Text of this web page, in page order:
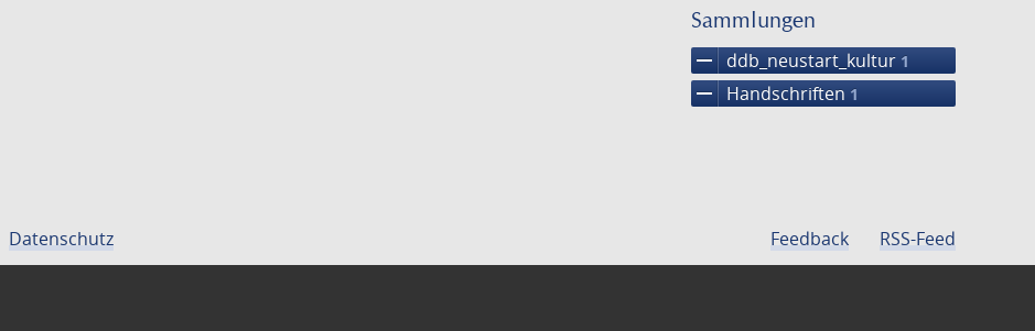
Sammlungen
remove ddb_neustart_kultur 1
remove Handschriften 1
Datenschutz Feedback RSS-Feed